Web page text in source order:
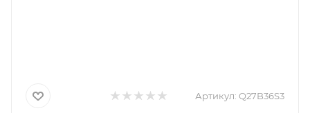
Артикул: Q27B36S3